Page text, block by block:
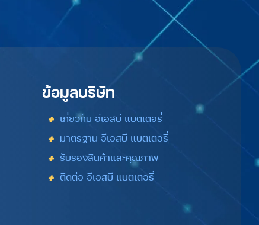
ข้อมูลบริษัท
เกี่ยวกับ อีเอสบี แบตเตอรี่
มาตรฐาน อีเอสบี แบตเตอรี่
รับรองสินค้าและคุณภาพ
ติดต่อ อีเอสบี แบตเตอรี่